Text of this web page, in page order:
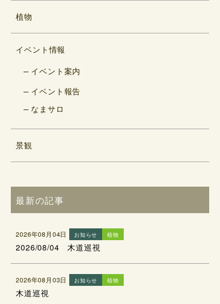
植物
イベント情報
イベント案内
イベント報告
なまサロ
景観
最新の記事
2026年08月04日 お知らせ 植物
2026/08/04 木道巡視
2026年08月03日 お知らせ 植物
木道巡視